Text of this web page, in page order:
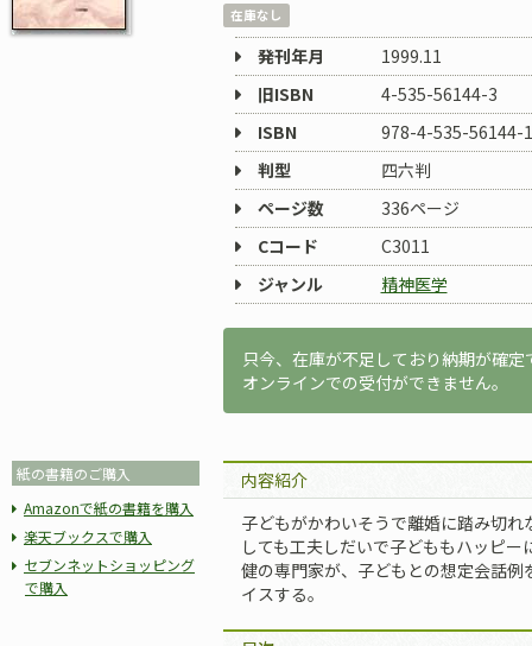
在庫なし
発刊年月
1999.11
旧ISBN
4-535-56144-3
ISBN
978-4-535-56144-1
判型
四六判
ページ数
336ページ
Cコード
C3011
ジャンル
精神医学
只今、在庫が不足しており納期が確定
オンラインでの受付ができません。
紙の書籍のご購入
Amazonで紙の書籍を購入
楽天ブックスで購入
セブンネットショッピング
で購入
内容紹介
子どもがかわいそうで離婚に踏み切
しても工夫しだいで子どももハッピ
健の専門家が、子どもとの想定会話
イスする。